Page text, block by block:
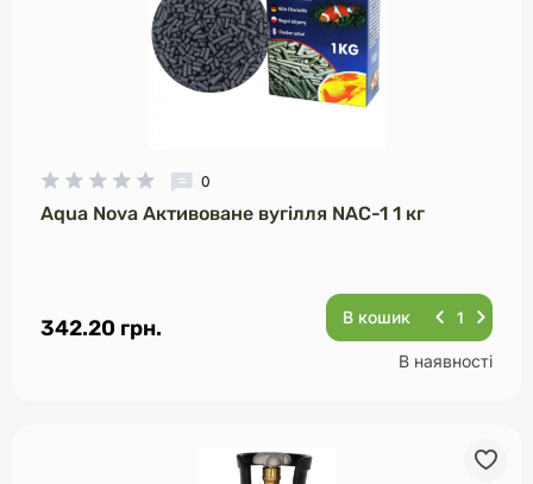
0
Aqua Nova Активоване вугілля NAC-1 1 кг
342.20 грн. В кошик
В наявності